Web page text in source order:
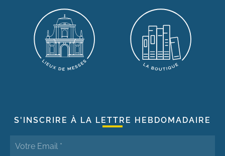
S'INSCRIRE À LA LETTRE HEBDOMADAIRE